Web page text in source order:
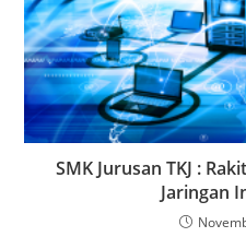
SMK Jurusan TKJ :
Jaringan